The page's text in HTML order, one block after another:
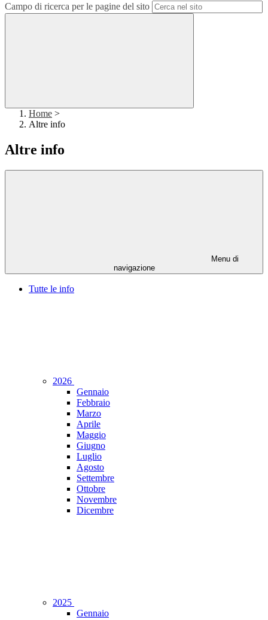
Campo di ricerca per le pagine del sito
Home >
Altre info
Altre info
Menu di
navigazione
Tutte le info
2026
Gennaio
Febbraio
Marzo
Aprile
Maggio
Giugno
Luglio
Agosto
Settembre
Ottobre
Novembre
Dicembre
2025
Gennaio